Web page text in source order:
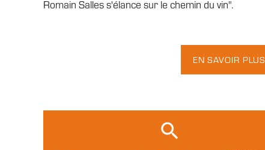
Romain Salles s'élance sur le chemin du vin".
EN SAVOIR PLUS